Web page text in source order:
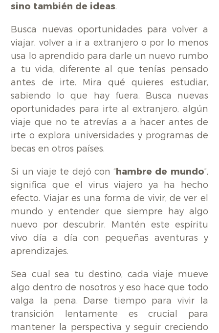
sino también de ideas.
Busca nuevas oportunidades para volver a
viajar, volver a ir a extranjero o por lo menos
usa lo aprendido para darle un nuevo rumbo
a tu vida, diferente al que tenías pensado
antes de irte. Mira qué quieres estudiar,
sabiendo lo que hay fuera. Busca nuevas
oportunidades para irte al extranjero, algún
viaje que no te atrevías a a hacer antes de
irte o explora universidades y programas de
becas en otros países.
Si un viaje te dejó con “ hambre de mundo”,
significa que el virus viajero ya ha hecho
efecto. Viajar es una forma de vivir, de ver el
mundo y entender que siempre hay algo
nuevo por descubrir. Mantén este espíritu
vivo día a día con pequeñas aventuras y
aprendizajes.
Sea cual sea tu destino, cada viaje mueve
algo dentro de nosotros y eso hace que todo
valga la pena. Darse tiempo para vivir la
transición lentamente es crucial para
mantener la perspectiva y seguir creciendo